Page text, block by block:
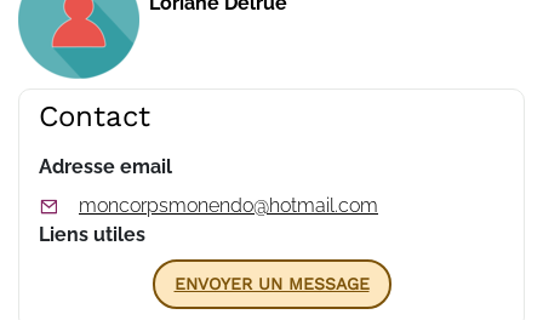
Contact
Adresse email
moncorpsmonendo@hotmail.com
Liens utiles
ENVOYER UN MESSAGE